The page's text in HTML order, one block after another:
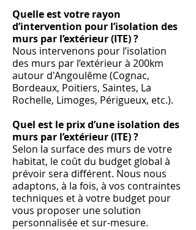
Quelle est votre rayon
d’intervention pour l’isolation des
murs par l’extérieur (ITE) ?
Nous intervenons pour l’isolation
des murs par l’extérieur à 200km
autour d'Angoulême (Cognac,
Bordeaux, Poitiers, Saintes, La
Rochelle, Limoges, Périgueux, etc.).
Quel est le prix d’une isolation des
murs par l’extérieur (ITE) ?
Selon la surface des murs de votre
habitat, le coût du budget global à
prévoir sera différent. Nous nous
adaptons, à la fois, à vos contraintes
techniques et à votre budget pour
vous proposer une solution
personnalisée et sur-mesure.